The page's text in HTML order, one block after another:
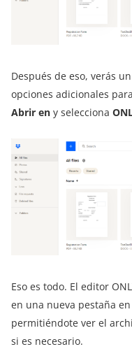
Después de eso, verás
opciones adicionales
Abrir en y selecciona
Eso es todo. El editor
en una nueva pestaña
permitiéndote ver el
si es necesario.